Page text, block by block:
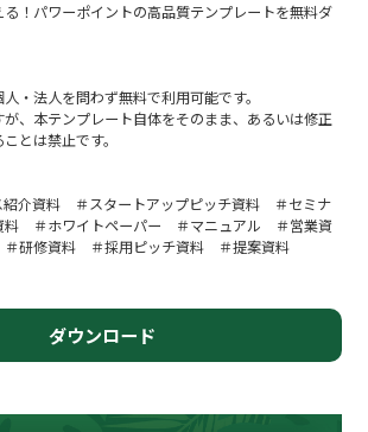
！パワーポイントの高品質テンプレートを無料ダ
・法人を問わず無料で利用可能です。
が、本テンプレート自体をそのまま、あるいは修正
とは禁止です。
介資料 ＃スタートアップピッチ資料 ＃セミナ
料 ＃ホワイトペーパー ＃マニュアル ＃営業資
研修資料 ＃採用ピッチ資料 ＃提案資料
ダウンロード